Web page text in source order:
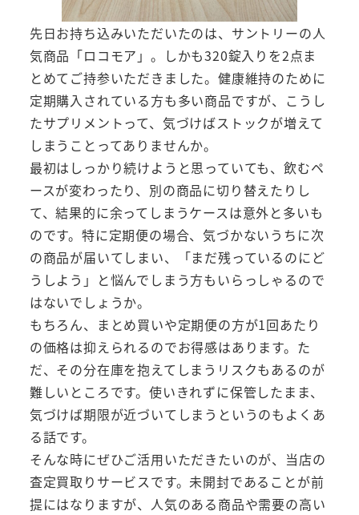
先日お持ち込みいただいたのは、サントリーの人
気商品「ロコモア」。しかも320錠入りを2点ま
とめてご持参いただきました。健康維持のために
定期購入されている方も多い商品ですが、こうし
たサプリメントって、気づけばストックが増えて
しまうことってありませんか。
最初はしっかり続けようと思っていても、飲むペ
ースが変わったり、別の商品に切り替えたりし
て、結果的に余ってしまうケースは意外と多いも
のです。特に定期便の場合、気づかないうちに次
の商品が届いてしまい、「まだ残っているのにど
うしよう」と悩んでしまう方もいらっしゃるので
はないでしょうか。
もちろん、まとめ買いや定期便の方が1回あたり
の価格は抑えられるのでお得感はあります。た
だ、その分在庫を抱えてしまうリスクもあるのが
難しいところです。使いきれずに保管したまま、
気づけば期限が近づいてしまうというのもよくあ
る話です。
そんな時にぜひご活用いただきたいのが、当店の
査定買取りサービスです。未開封であることが前
提にはなりますが、人気のある商品や需要の高い